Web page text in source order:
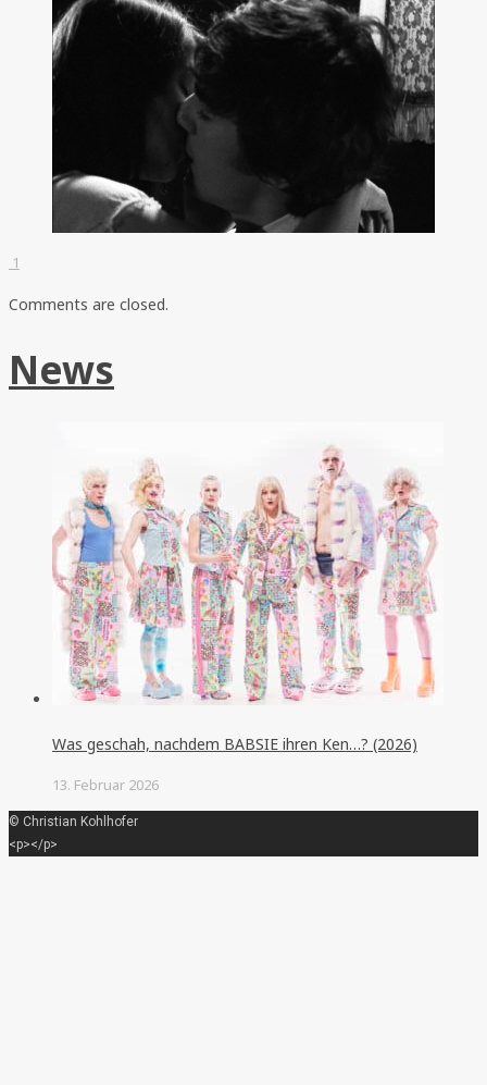
1
Comments are closed.
News
Was geschah, nachdem BABSIE ihren Ken…? (2026)
13. Februar 2026
© Christian Kohlhofer
<p></p>